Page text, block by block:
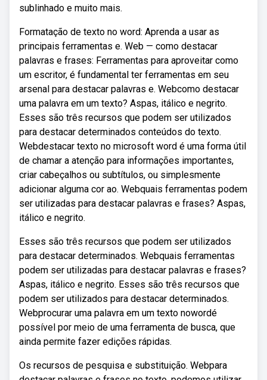
sublinhado e muito mais.
Formatação de texto no word: Aprenda a usar as
principais ferramentas e. Web — como destacar
palavras e frases: Ferramentas para aproveitar como
um escritor, é fundamental ter ferramentas em seu
arsenal para destacar palavras e. Webcomo destacar
uma palavra em um texto? Aspas, itálico e negrito.
Esses são três recursos que podem ser utilizados
para destacar determinados conteúdos do texto.
Webdestacar texto no microsoft word é uma forma útil
de chamar a atenção para informações importantes,
criar cabeçalhos ou subtítulos, ou simplesmente
adicionar alguma cor ao. Webquais ferramentas podem
ser utilizadas para destacar palavras e frases? Aspas,
itálico e negrito.
Esses são três recursos que podem ser utilizados
para destacar determinados. Webquais ferramentas
podem ser utilizadas para destacar palavras e frases?
Aspas, itálico e negrito. Esses são três recursos que
podem ser utilizados para destacar determinados.
Webprocurar uma palavra em um texto nowordé
possível por meio de uma ferramenta de busca, que
ainda permite fazer edições rápidas.
Os recursos de pesquisa e substituição. Webpara